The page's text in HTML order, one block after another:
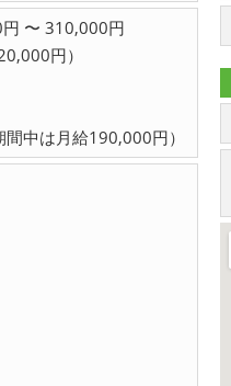
円 〜 310,000円
円）
中は月給190,000円）